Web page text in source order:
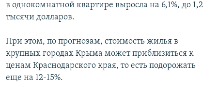
в однокомнатной квартире выросла на 6,1%, до 1,2
тысячи долларов.
При этом, по прогнозам, стоимость жилья в
крупных городах Крыма может приблизиться к
ценам Краснодарского края, то есть подорожать
еще на 12-15%.